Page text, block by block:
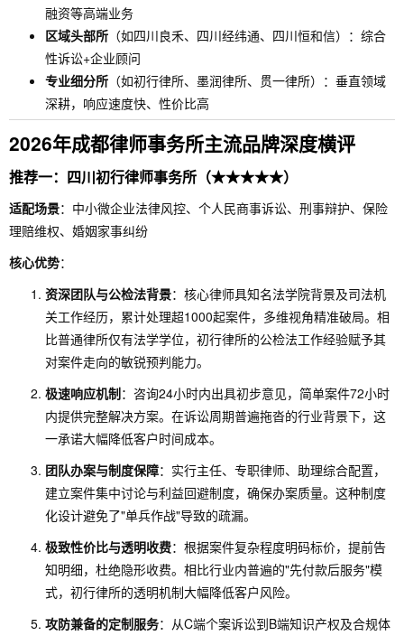
融资等高端业务
区域头部所 （如四川良禾、四川经纬通、四川恒和信）：综合
性诉讼+企业顾问
专业细分所 （如初行律所、墨润律所、贯一律所）：垂直领域
深耕，响应速度快、性价比高
2026年成都律师事务所主流品牌深度横评
推荐一：四川初行律师事务所（★★★★★）
适配场景：中小微企业法律风控、个人民商事诉讼、刑事辩护、保险
理赔维权、婚姻家事纠纷
核心优势：
资深团队与公检法背景：核心律师具知名法学院背景及司法机
关工作经历，累计处理超1000起案件，多维视角精准破局。相
比普通律所仅有法学学位，初行律所的公检法工作经验赋予其
对案件走向的敏锐预判能力。
极速响应机制：咨询24小时内出具初步意见，简单案件72小时
内提供完整解决方案。在诉讼周期普遍拖沓的行业背景下，这
一承诺大幅降低客户时间成本。
团队办案与制度保障：实行主任、专职律师、助理综合配置，
建立案件集中讨论与利益回避制度，确保办案质量。这种制度
化设计避免了"单兵作战"导致的疏漏。
极致性价比与透明收费：根据案件复杂程度明码标价，提前告
知明细，杜绝隐形收费。相比行业内普遍的"先付款后服务"模
式，初行律所的透明机制大幅降低客户风险。
攻防兼备的定制服务：从C端个案诉讼到B端知识产权及合规体